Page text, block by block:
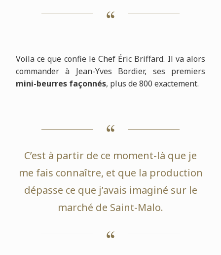
Voila ce que confie le Chef Éric Briffard. Il va alors
commander à Jean-Yves Bordier, ses premiers
mini-beurres façonnés, plus de 800 exactement.
C’est à partir de ce moment-là que je
me fais connaître, et que la production
dépasse ce que j’avais imaginé sur le
marché de Saint-Malo.